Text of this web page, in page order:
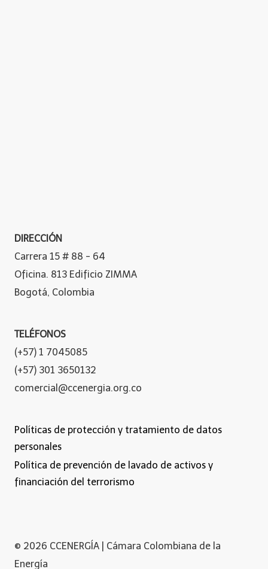
DIRECCIÓN
Carrera 15 # 88 - 64
Oficina. 813 Edificio ZIMMA
Bogotá, Colombia
TELÉFONOS
(+57) 1 7045085
(+57) 301 3650132
comercial@ccenergia.org.co
Políticas de protección y tratamiento de datos
personales
Política de prevención de lavado de activos y
financiación del terrorismo
© 2026 CCENERGÍA | Cámara Colombiana de la
Energía